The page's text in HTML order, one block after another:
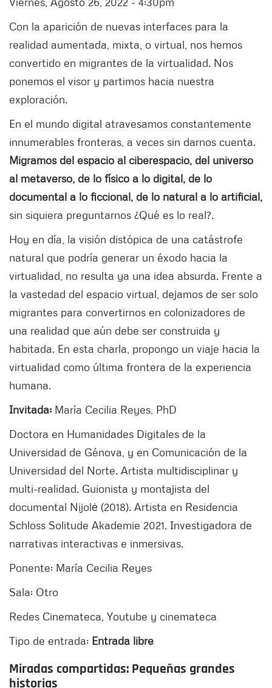
Con la aparición de nuevas interfaces para la
realidad aumentada, mixta, o virtual, nos hemos
convertido en migrantes de la virtualidad. Nos
ponemos el visor y partimos hacia nuestra
exploración.
En el mundo digital atravesamos constantemente
innumerables fronteras, a veces sin darnos cuenta.
Migramos del espacio al ciberespacio, del universo
al metaverso, de lo físico a lo digital, de lo
documental a lo ficcional, de lo natural a lo artificial,
sin siquiera preguntarnos ¿Qué es lo real?.
Hoy en día, la visión distópica de una catástrofe
natural que podría generar un éxodo hacia la
virtualidad, no resulta ya una idea absurda. Frente a
la vastedad del espacio virtual, dejamos de ser solo
migrantes para convertirnos en colonizadores de
una realidad que aún debe ser construida y
habitada. En esta charla, propongo un viaje hacia la
virtualidad como última frontera de la experiencia
humana.
Invitada: María Cecilia Reyes, PhD
Doctora en Humanidades Digitales de la
Universidad de Génova, y en Comunicación de la
Universidad del Norte. Artista multidisciplinar y
multi-realidad. Guionista y montajista del
documental Nijolė (2018). Artista en Residencia
Schloss Solitude Akademie 2021. Investigadora de
narrativas interactivas e inmersivas.
Ponente: María Cecilia Reyes
Sala: Otro
Redes Cinemateca, Youtube y cinemateca
Tipo de entrada: Entrada libre
Miradas compartidas: Pequeñas grandes
historias